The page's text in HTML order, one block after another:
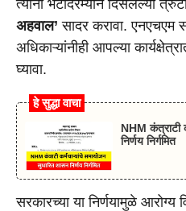
त्यांनी भेटीदरम्यान दिसलेल्या
अहवाल’ सादर करावा. एनएचएम
अधिकाऱ्यांनीही आपल्या
घ्यावा.
हे सुद्धा वाचा
NHM कंत्राटी
निर्णय निर्गमित
सरकारच्या या निर्णयामुळे आरोग्य